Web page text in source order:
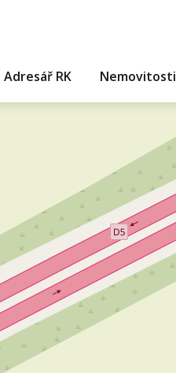
Adresář RK Nemovitosti